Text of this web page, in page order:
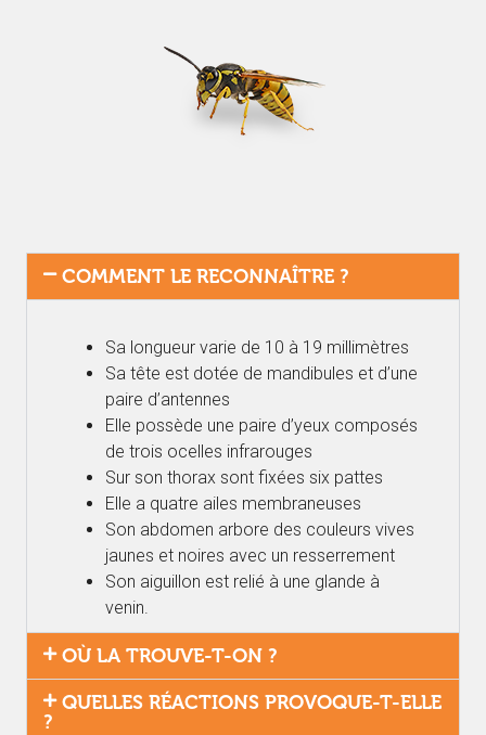
COMMENT LE RECONNAÎTRE ?
Sa longueur varie de 10 à 19 millimètres
Sa tête est dotée de mandibules et d’une
paire d’antennes
Elle possède une paire d’yeux composés
de trois ocelles infrarouges
Sur son thorax sont fixées six pattes
Elle a quatre ailes membraneuses
Son abdomen arbore des couleurs vives
jaunes et noires avec un resserrement
Son aiguillon est relié à une glande à
venin.
OÙ LA TROUVE-T-ON ?
QUELLES RÉACTIONS PROVOQUE-T-ELLE
?